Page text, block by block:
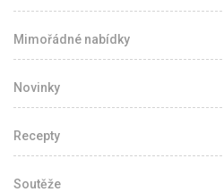
Mimořádné nabídky
Novinky
Recepty
Soutěže